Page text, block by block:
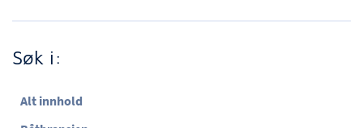
Søk i:
Alt innhold